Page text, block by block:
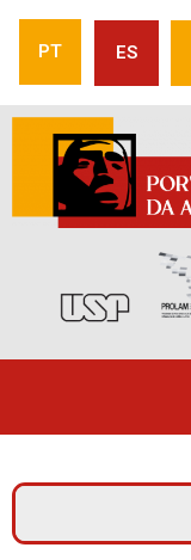
PT ES